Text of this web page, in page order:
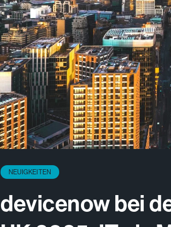
NEUIGKEITEN
devicenow bei